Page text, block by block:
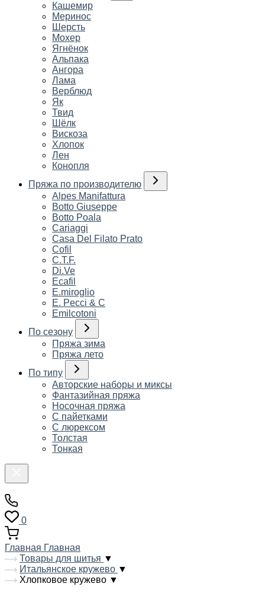
Кашемир
Меринос
Шерсть
Мохер
Ягнёнок
Альпака
Ангора
Лама
Верблюд
Як
Твид
Шёлк
Вискоза
Хлопок
Лен
Конопля
Пряжа по производителю
Alpes Manifattura
Botto Giuseppe
Botto Poala
Cariaggi
Casa Del Filato Prato
Cofil
C.T.F.
Di.Ve
Ecafil
E.miroglio
E. Pecci & C
Emilcotoni
По сезону
Пряжа зима
Пряжа лето
По типу
Авторские наборы и миксы
Фантазийная пряжа
Носочная пряжа
С пайетками
С люрексом
Толстая
Тонкая
0
Главная Главная
Товары для шитья ▼
Итальянское кружево ▼
Хлопковое кружево ▼